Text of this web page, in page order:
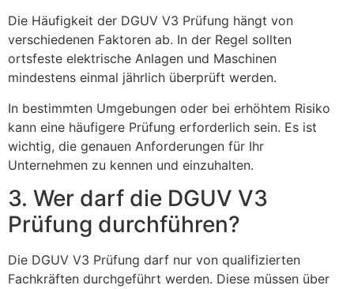
Die Häufigkeit der DGUV V3 Prüfung hängt von
verschiedenen Faktoren ab. In der Regel sollten
ortsfeste elektrische Anlagen und Maschinen
mindestens einmal jährlich überprüft werden.
In bestimmten Umgebungen oder bei erhöhtem Risiko
kann eine häufigere Prüfung erforderlich sein. Es ist
wichtig, die genauen Anforderungen für Ihr
Unternehmen zu kennen und einzuhalten.
3. Wer darf die DGUV V3
Prüfung durchführen?
Die DGUV V3 Prüfung darf nur von qualifizierten
Fachkräften durchgeführt werden. Diese müssen über